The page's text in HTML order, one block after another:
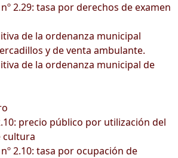
2.29: tasa por derechos de examen
de la ordenanza municipal
y de venta ambulante.
de la ordenanza municipal de
precio público por utilización del
cultura
2.10: tasa por ocupación de